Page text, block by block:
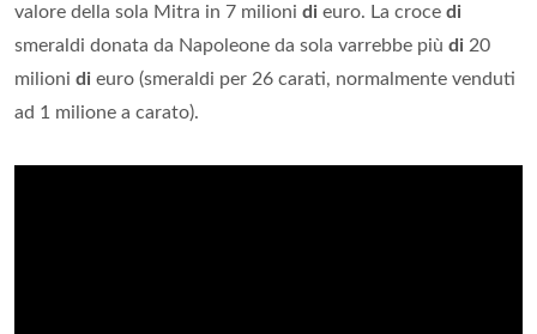
valore della sola Mitra in 7 milioni di euro. La croce di
smeraldi donata da Napoleone da sola varrebbe più di 20
milioni di euro (smeraldi per 26 carati, normalmente venduti
ad 1 milione a carato).